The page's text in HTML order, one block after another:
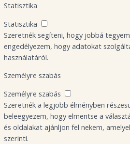
Statisztika
Statisztika
Szeretnék segíteni, hogy jobbá
engedélyezem, hogy adatokat
használatáról.
Személyre szabás
Személyre szabás
Szeretnék a legjobb élményben
beleegyezem, hogy elmentse a
és oldalakat ajánljon fel nekem,
szerinti.